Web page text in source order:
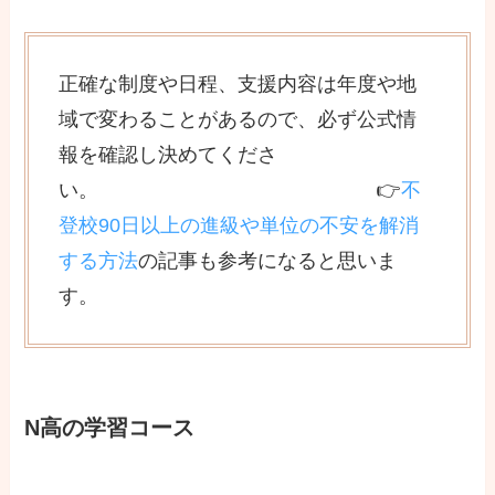
正確な制度や日程、支援内容は年度や地
域で変わることがあるので、必ず公式情
報を確認し決めてくださ
い。 👉不
登校90日以上の進級や単位の不安を解消
する方法の記事も参考になると思いま
す。
N高の学習コース